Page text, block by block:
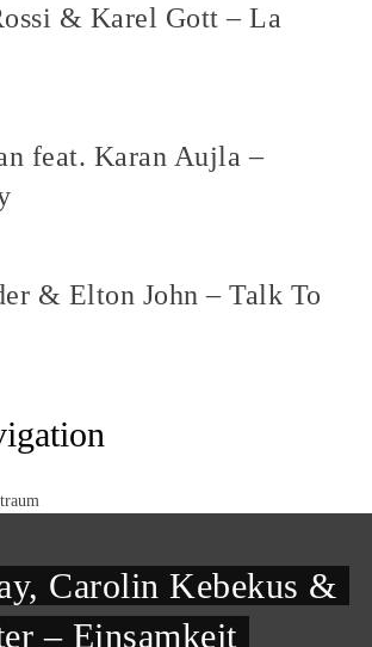
& Karel Gott – La
feat. Karan Aujla –
& Elton John – Talk To
Carolin Kebekus &
– Einsamkeit